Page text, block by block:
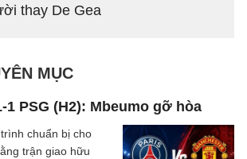
thay De Gea
MỤC
1 PSG (H2): Mbeumo gỡ hòa
chuẩn bị cho
trận giao hữu